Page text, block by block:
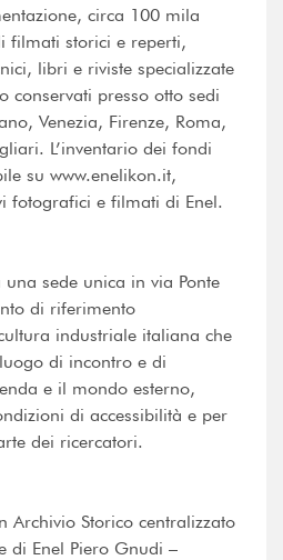
circa 100 mila
filmati storici e reperti,
libri e riviste specializzate
conservati presso otto sedi
Venezia, Firenze, Roma,
L’inventario dei fondi
su www.enelikon.it,
fotografici e filmati di Enel.
sede unica in via Ponte
di riferimento
industriale italiana che
di incontro e di
e il mondo esterno,
di accessibilità e per
dei ricercatori.
Archivio Storico centralizzato
di Enel Piero Gnudi –